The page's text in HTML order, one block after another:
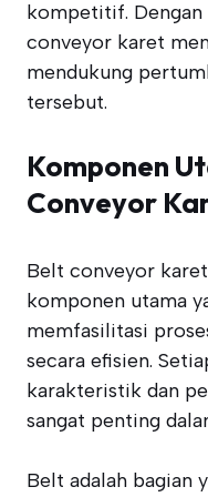
kompetitif.
conveyor karet
mendukung
tersebut.
Komponen
Conveyor
Belt conveyor
komponen utama
memfasilitasi
secara efisien.
karakteristik dan
sangat penting
Belt adalah bagian